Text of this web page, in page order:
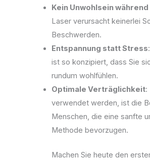
Kein Unwohlsein
Laser verursacht keinerlei
Beschwerden.
Entspannung statt Stress
ist so konzipiert, dass Sie
rundum wohlfühlen.
Optimale Verträglichkeit:
verwendet werden, ist die
Menschen, die eine sanfte
Methode bevorzugen.
Machen Sie heute den